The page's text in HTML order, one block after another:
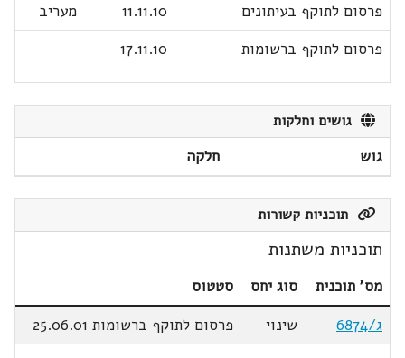
פרסום לתוקף בעיתונים
11.11.10
מעריב
פרסום לתוקף ברשומות
17.11.10
גושים וחלקות
גוש חלקה
תוכניות קשורות
תוכניות משתנות
מס' תוכנית סוג יחס
סטטוס
ג/6874
שינוי פרסום לתוקף ברשומות 25.06.01